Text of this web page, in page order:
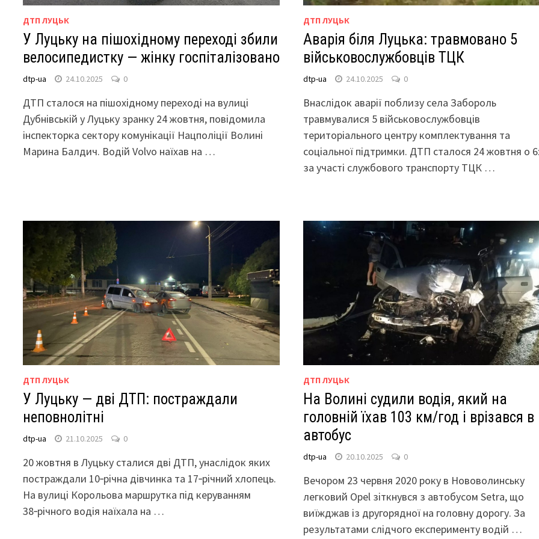
ДТП ЛУЦЬК
У Луцьку на пішохідному переході збили
велосипедистку — жінку госпіталізовано
dtp-ua 24.10.2025 0
ДТП сталося на пішохідному переході на вулиці
Дубнівській у Луцьку зранку 24 жовтня, повідомила
інспекторка сектору комунікації Нацполіції Волині
Марина Балдич. Водій Volvo наїхав на …
ДТП ЛУЦЬК
Аварія біля Луцька: травмовано 5
військовослужбовців ТЦК
dtp-ua 24.10.2025 0
Внаслідок аварії поблизу села Забороль
травмувалися 5 військовослужбовців
територіального центру комплектування та
соціальної підтримки. ДТП сталося 24 жовтня о
за участі службового транспорту ТЦК …
ДТП ЛУЦЬК
У Луцьку — дві ДТП: постраждали
неповнолітні
dtp-ua 21.10.2025 0
20 жовтня в Луцьку сталися дві ДТП, унаслідок яких
постраждали 10‑річна дівчинка та 17‑річний хлопець.
На вулиці Корольова маршрутка під керуванням
38‑річного водія наїхала на …
ДТП ЛУЦЬК
На Волині судили водія, який на
головній їхав 103 км/год і врізався в
автобус
dtp-ua 20.10.2025 0
Вечором 23 червня 2020 року в Нововолинську
легковий Opel зіткнувся з автобусом Setra, що
виїжджав із другорядної на головну дорогу. За
результатами слідчого експерименту водій …